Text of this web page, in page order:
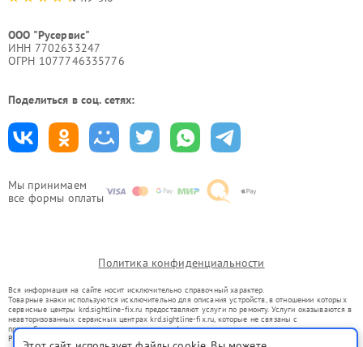
Мы принимаем
все формы оплаты
ООО "Русервис"
ИНН 7702633247
ОГРН 1077746335776
Поделиться в соц. сетях:
Политика конфиденциальности
Вся информация на сайте носит исключительно справочный характер.
Товарные знаки используются исключительно для описания устройств, в отношении которых
сервисные центры krd.sightline-fix.ru предоставляют услуги по ремонту. Услуги оказываются в
неавторизованных сервисных центрах krd.sightline-fix.ru, которые не связаны с
правообладателями товарных знаков или их официальными представителями.
Ремонт осуществляется для устройств, уже введенных в гражданский оборот в соответствии